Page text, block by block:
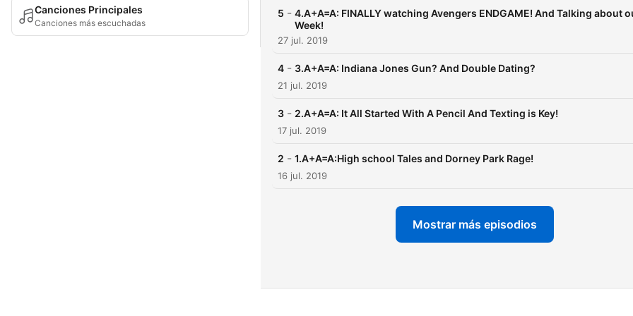
Canciones Principales
Canciones más escuchadas
5 - 4.A+A=A: FINALLY watching Avengers ENDGAME! And Talking about
Week!
27 jul. 2019
4 - 3.A+A=A: Indiana Jones Gun? And Double Dating?
21 jul. 2019
3 - 2.A+A=A: It All Started With A Pencil And Texting is Key!
17 jul. 2019
2 - 1.A+A=A:High school Tales and Dorney Park Rage!
16 jul. 2019
Mostrar más episodios